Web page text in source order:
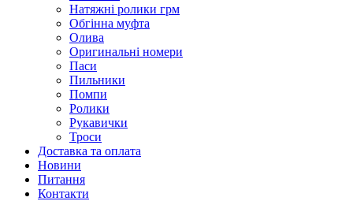
Натяжні ролики грм
Обгінна муфта
Олива
Оригинальні номери
Паси
Пильники
Помпи
Ролики
Рукавички
Троси
Доставка та оплата
Новини
Питання
Контакти